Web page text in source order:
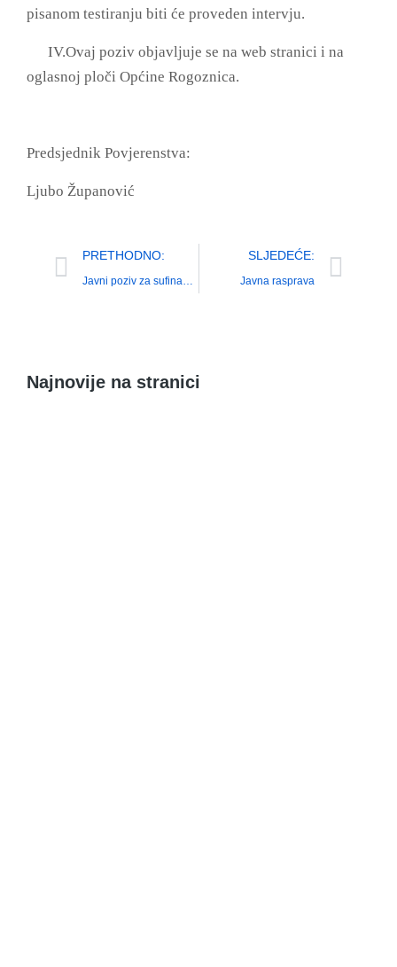
pisanom testiranju biti će proveden intervju.
IV.Ovaj poziv objavljuje se na web stranici i na
oglasnoj ploči Općine Rogoznica.
Predsjednik Povjerenstva:
Ljubo Županović
PRETHODNO:
Javni poziv za sufinaniranje energetske obnove postojećih kuća
SLJEDEĆE:
Javna rasprava
Najnovije na stranici